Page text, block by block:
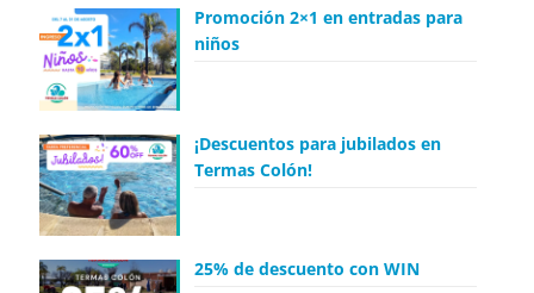
Promoción 2×1 en entradas para
niños
¡Descuentos para jubilados en
Termas Colón!
25% de descuento con WIN